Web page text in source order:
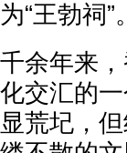
为“王勃祠”。
千余年来
化交汇的
显荒圮，